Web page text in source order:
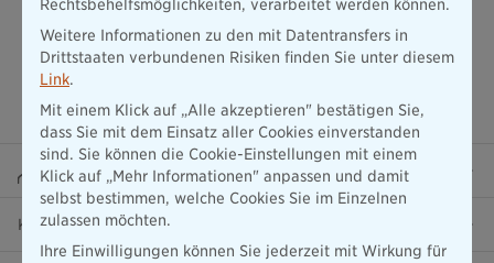
Beraterportal
Karriere
Rechtsbehelfsmöglichkeiten, verarbeitet werden können.
Weitere Informationen zu den mit Datentransfers in
Drittstaaten verbundenen Risiken finden Sie unter diesem
Link.
Mit einem Klick auf „Alle akzeptieren" bestätigen Sie,
dass Sie mit dem Einsatz aller Cookies einverstanden
sind. Sie können die Cookie-Einstellungen mit einem
Klick auf „Mehr Informationen" anpassen und damit
selbst bestimmen, welche Cookies Sie im Einzelnen
zulassen möchten.
Ihre Einwilligungen können Sie jederzeit mit Wirkung für